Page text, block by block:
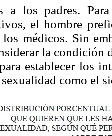
a los padres.
el hombre
los médicos. Sin
la condición
establecer los
sexualidad como el